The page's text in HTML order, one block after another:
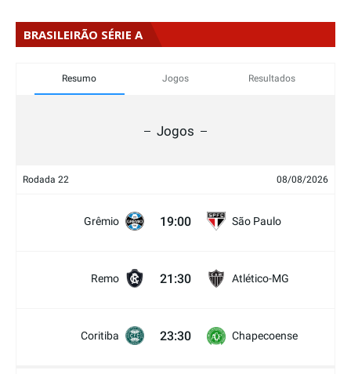
BRASILEIRÃO SÉRIE A
Resumo Jogos Resultados
Jogos
Rodada 22 08/08/2026
Grêmio 19:00 São Paulo
Remo 21:30 Atlético-MG
Coritiba 23:30 Chapecoense